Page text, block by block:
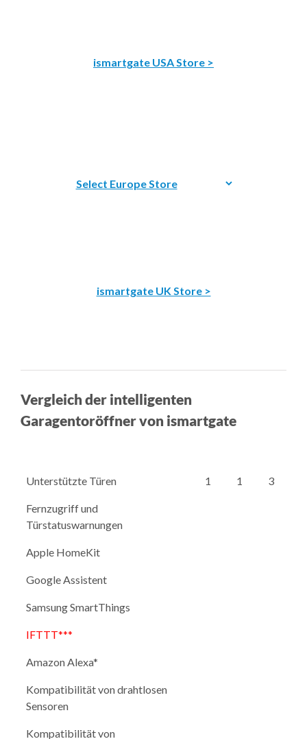
ismartgate USA Store >
ismartgate UK Store >
Vergleich der intelligenten
Garagentoröffner von ismartgate
Unterstützte Türen 1 1 3
Fernzugriff und
Türstatuswarnungen
Apple HomeKit
Google Assistent
Samsung SmartThings
IFTTT***
Amazon Alexa*
Kompatibilität von drahtlosen
Sensoren
Kompatibilität von